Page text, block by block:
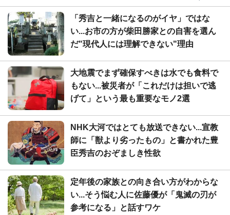
「秀吉と一緒になるのがイヤ」ではな
い...お市の方が柴田勝家との自害を選ん
だ"現代人には理解できない"理由
大地震でまず確保すべきは水でも食料で
もない...被災者が「これだけは担いで逃
げて」という最も重要なモノ2選
NHK大河ではとても放送できない...宣教
師に「獣より劣ったもの」と書かれた豊
臣秀吉のおぞましき性欲
定年後の家族との向き合い方がわからな
い...そう悩む人に佐藤優が「鬼滅の刃が
参考になる」と話すワケ